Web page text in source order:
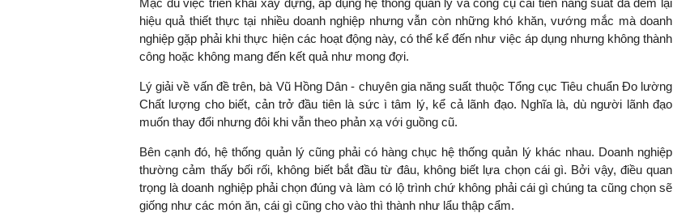
hiệu quả thiết thực tại nhiều doanh nghiệp nhưng vẫn còn những khó khăn, vướng mắc mà doanh
nghiệp gặp phải khi thực hiện các hoạt động này, có thể kể đến như việc áp dụng nhưng không thành
công hoặc không mang đến kết quả như mong đợi.
Lý giải về vấn đề trên, bà Vũ Hồng Dân - chuyên gia năng suất thuộc Tổng cục Tiêu chuẩn Đo lường
Chất lượng cho biết, cản trở đầu tiên là sức ì tâm lý, kể cả lãnh đạo. Nghĩa là, dù người lãnh đạo
muốn thay đổi nhưng đôi khi vẫn theo phản xạ với guồng cũ.
Bên cạnh đó, hệ thống quản lý cũng phải có hàng chục hệ thống quản lý khác nhau. Doanh nghiệp
thường cảm thấy bối rối, không biết bắt đầu từ đâu, không biết lựa chọn cái gì. Bởi vậy, điều quan
trọng là doanh nghiệp phải chọn đúng và làm có lộ trình chứ không phải cái gì chúng ta cũng chọn sẽ
giống như các món ăn, cái gì cũng cho vào thì thành như lẩu thập cẩm.